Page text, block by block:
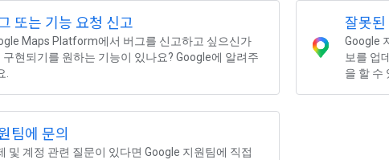
또는 기능 요청 신고
Maps Platform에서 버그를 신고하고 싶으신가
구현되기를 원하는 기능이 있나요? Google에 알려주
.
잘못된
Google
보를 업
을 할 수
팀에 문의
및 계정 관련 질문이 있다면 Google 지원팀에 직접